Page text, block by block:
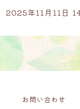
2025年11月11日
お問い合わせ